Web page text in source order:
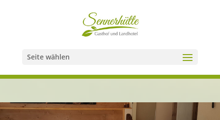
Seite wählen